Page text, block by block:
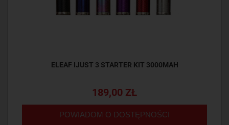
ELEAF IJUST 3 STARTER KIT 3000MAH
189,00 ZŁ
POWIADOM O DOSTĘPNOŚCI